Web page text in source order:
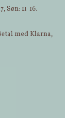
11-16.
med Klarna,